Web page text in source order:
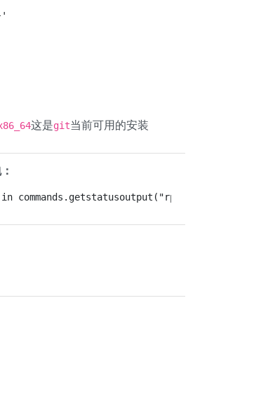
这是git当前可用的安装
-q " +